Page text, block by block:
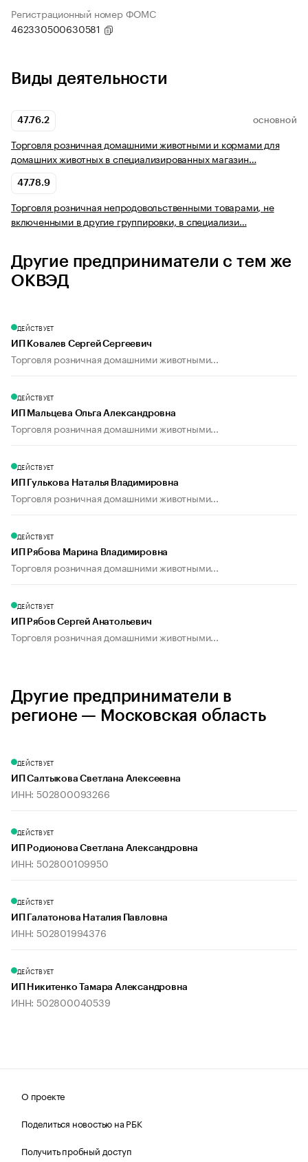
Регистрационный номер ФОМС
462330500630581
Виды деятельности
47.76.2 ОСНОВНОЙ
Торговля розничная домашними животными и кормами для
домашних животных в специализированных магазин…
47.78.9
Торговля розничная непродовольственными товарами, не
включенными в другие группировки, в специализи…
Другие предприниматели с тем же
ОКВЭД
ДЕЙСТВУЕТ
ИП Ковалев Сергей Сергеевич
Торговля розничная домашними животными...
ДЕЙСТВУЕТ
ИП Мальцева Ольга Александровна
Торговля розничная домашними животными...
ДЕЙСТВУЕТ
ИП Гулькова Наталья Владимировна
Торговля розничная домашними животными...
ДЕЙСТВУЕТ
ИП Рябова Марина Владимировна
Торговля розничная домашними животными...
ДЕЙСТВУЕТ
ИП Рябов Сергей Анатольевич
Торговля розничная домашними животными...
Другие предприниматели в
регионе — Московская область
ДЕЙСТВУЕТ
ИП Салтыкова Светлана Алексеевна
ИНН: 502800093266
ДЕЙСТВУЕТ
ИП Родионова Светлана Александровна
ИНН: 502800109950
ДЕЙСТВУЕТ
ИП Галатонова Наталия Павловна
ИНН: 502801994376
ДЕЙСТВУЕТ
ИП Никитенко Тамара Александровна
ИНН: 502800040539
О проекте
Поделиться новостью на РБК
Получить пробный доступ